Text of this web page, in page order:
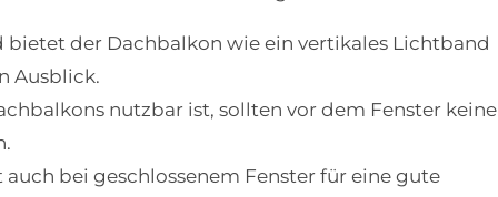
bietet der Dachbalkon wie ein vertikales Lichtband
Ausblick.
nutzbar ist, sollten vor dem Fenster keine
bei geschlossenem Fenster für eine gute